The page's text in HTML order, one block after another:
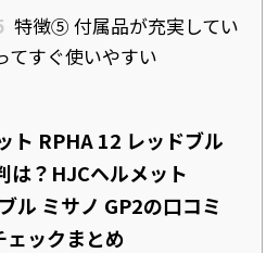
特徴⑤ 付属品が充実してい
てすぐ使いやすい
ト RPHA 12 レッドブル
は？HJCヘルメット
ル ミサノ GP2の口コミ
ックまとめ